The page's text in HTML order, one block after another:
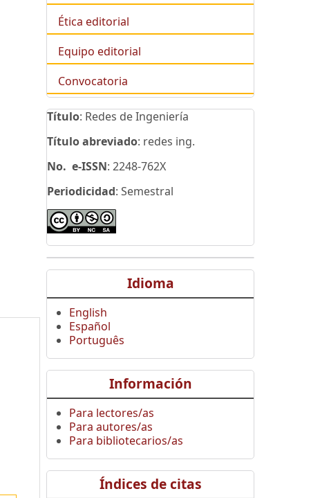
Ética editorial
Equipo editorial
Convocatoria
Título: Redes de Ingeniería
Título abreviado: redes ing.
No. e-ISSN: 2248-762X
Periodicidad: Semestral
Idioma
English
Español
Português
Información
Para lectores/as
Para autores/as
Para bibliotecarios/as
Índices de citas